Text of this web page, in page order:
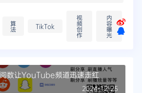
算
法 TikTok
视
频
创
作
内
容
曝
光
数让YouTube频道迅速走红
2024-12-25